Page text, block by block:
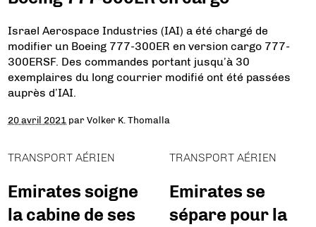
Israel Aerospace Industries (IAI) a été chargé de
modifier un Boeing 777-300ER en version cargo 777-
300ERSF. Des commandes portant jusqu’à 30
exemplaires du long courrier modifié ont été passées
auprès d’IAI.
20 avril 2021 parVolker K. Thomalla
TRANSPORT AÉRIEN
Emirates soigne
la cabine de ses
TRANSPORT AÉRIEN
Emirates se
sépare pour la